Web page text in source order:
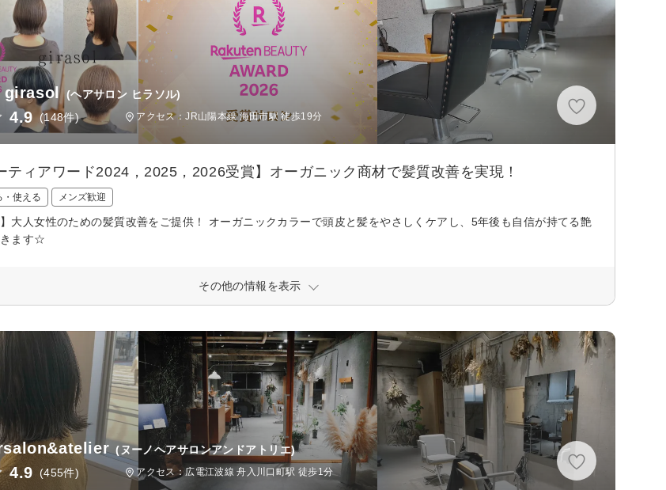
girasol (ヘアサロン ヒラソル)
4.9 (148件) アクセス：JR山陽本線 海田市駅 徒歩19分
ティアワード2024，2025，2026受賞】オーガニック商材で髪質改善を実現！
・使える メンズ歓迎
】大人女性のための髪質改善をご提供！ オーガニックカラーで頭皮と髪をやさしくケアし、5年後も自信が持てる艶
ます☆
その他の情報を表示
(ヌーノヘアサロンアンドアトリエ)
4.9 (455件) アクセス：広電江波線 舟入川口町駅 徒歩1分